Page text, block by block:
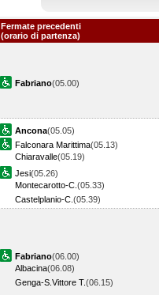
Fermate precedenti
(orario di partenza)
Fabriano(05.00)
Ancona(05.05)
Falconara Marittima(05.13)
Chiaravalle(05.19)
Jesi(05.26)
Montecarotto-C. (05.33)
Castelplanio-C. (05.39)
Fabriano(06.00)
Albacina(06.08)
Genga-S.Vittore T.(06.15)